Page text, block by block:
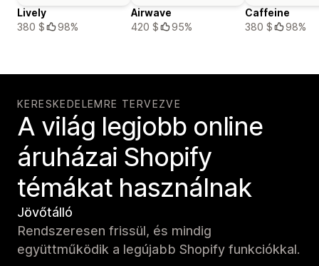
Lively
380 $
98%
Airwave
420 $
95%
Caffeine
380 $
98%
KERESKEDELEMRE TERVEZVE
A világ legjobb online
áruházai Shopify
témákat használnak
Jövőtálló
Rendszeresen frissül, és mindig
együttműködik a legújabb Shopify funkciókkal.